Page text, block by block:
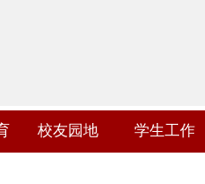
校友园地 学生工作